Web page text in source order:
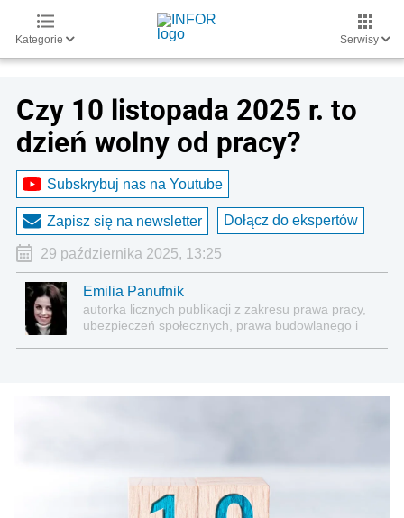
Kategorie Serwisy
Czy 10 listopada 2025 r. to
dzień wolny od pracy?
Subskrybuj nas na Youtube
Zapisz się na newsletter Dołącz do ekspertów
29 października 2025, 13:25
Emilia Panufnik
autorka licznych publikacji z zakresu prawa pracy,
ubezpieczeń społecznych, prawa budowlanego i